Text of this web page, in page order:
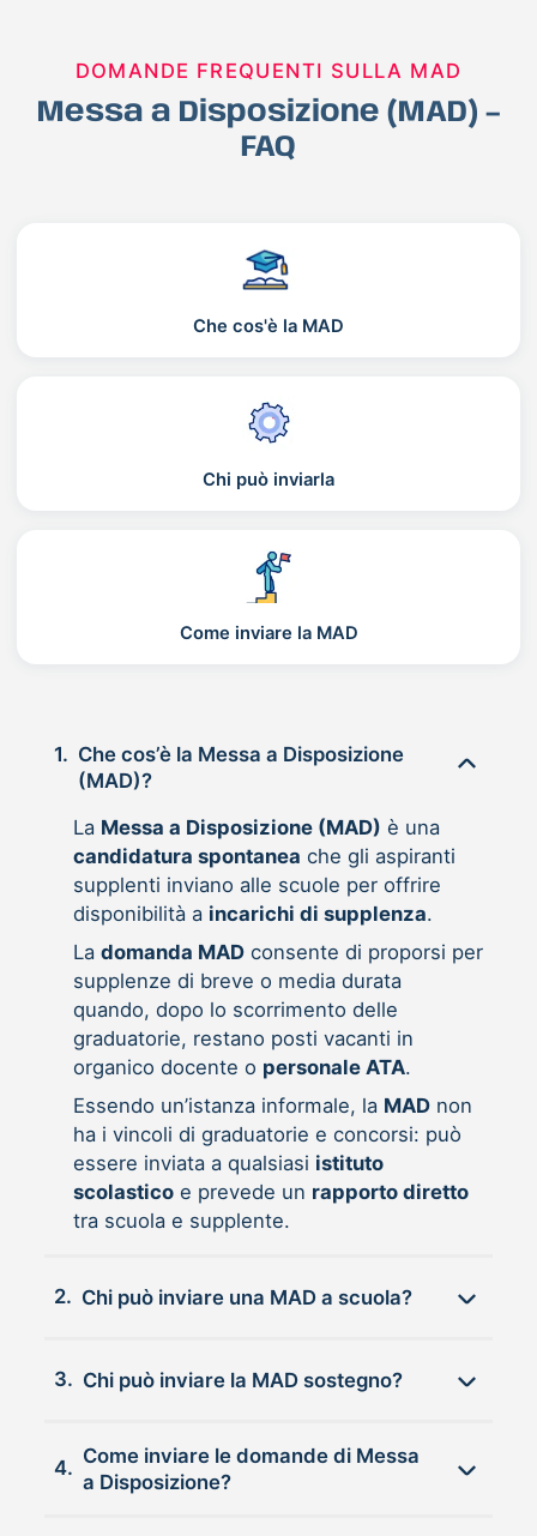
DOMANDE FREQUENTI SULLA MAD
Messa a Disposizione (MAD) –
FAQ
Che cos'è la MAD
Chi può inviarla
Come inviare la MAD
1. Che cos’è la Messa a Disposizione
(MAD)?
La Messa a Disposizione (MAD) è una
candidatura spontanea che gli aspiranti
supplenti inviano alle scuole per offrire
disponibilità a incarichi di supplenza.
La domanda MADconsente di proporsi per
supplenze di breve o media durata
quando, dopo lo scorrimento delle
graduatorie, restano posti vacanti in
organico docente o personale ATA.
Essendo un’istanza informale, la MADnon
ha i vincoli di graduatorie e concorsi: può
essere inviata a qualsiasi istituto
scolasticoe prevede un rapporto diretto
tra scuola e supplente.
2. Chi può inviare una MAD a scuola?
3. Chi può inviare la MAD sostegno?
4.
Come inviare le domande di Messa
a Disposizione?